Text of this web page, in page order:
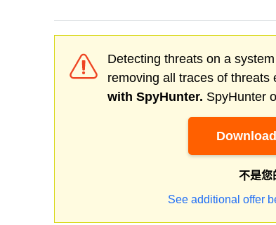
Detecting threats on a
removing all traces of threats
with SpyHunter. SpyHunter
不是您
See additional offer